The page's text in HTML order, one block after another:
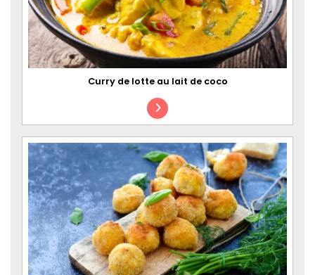
Curry de lotte au lait de coco